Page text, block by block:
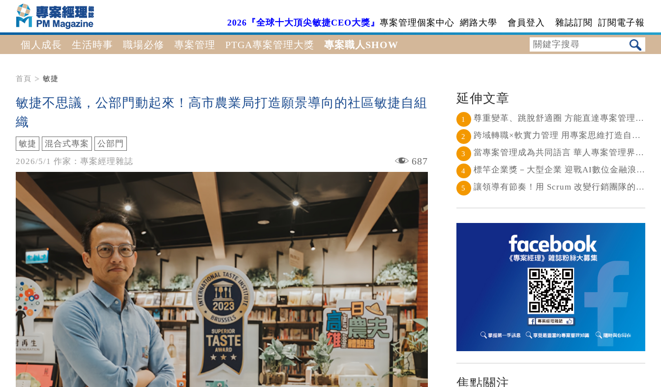
2026『全球十大頂尖敏捷CEO大獎』 專案管理個案中心 網路大學 會員登入 雜誌訂閱 訂閱電子報
個人成長 生活時事 職場必修 專案管理 PTGA專案管理大獎 專案職人SHOW
首頁 敏捷
敏捷不思議，公部門動起來！高市農業局打造願景導向的社區敏捷自組
織
敏捷 混合式專案
公部門
2026/5/1 作家：專案經理雜誌
687
延伸文章
1 尊重變革、跳脫舒適圈 方能直達專案管理核心
2 跨域轉職×軟實力管理 用專案思維打造自己的斜槓人生
3 當專案管理成為共同語言 華人專案管理界最高榮耀引領的變革時代
4 標竿企業獎－大型企業 迎戰AI數位金融浪潮 超越傳統的組織再定義
5 讓領導有節奏！用 Scrum 改變行銷團隊的協作節奏
焦點關注